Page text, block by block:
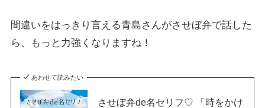
間違いをはっきり言える青島さんがさせぼ弁で話した
ら、もっと力強くなりますね！
あわせて読みたい
させぼ弁de名セリフ♡ 「時をかけ